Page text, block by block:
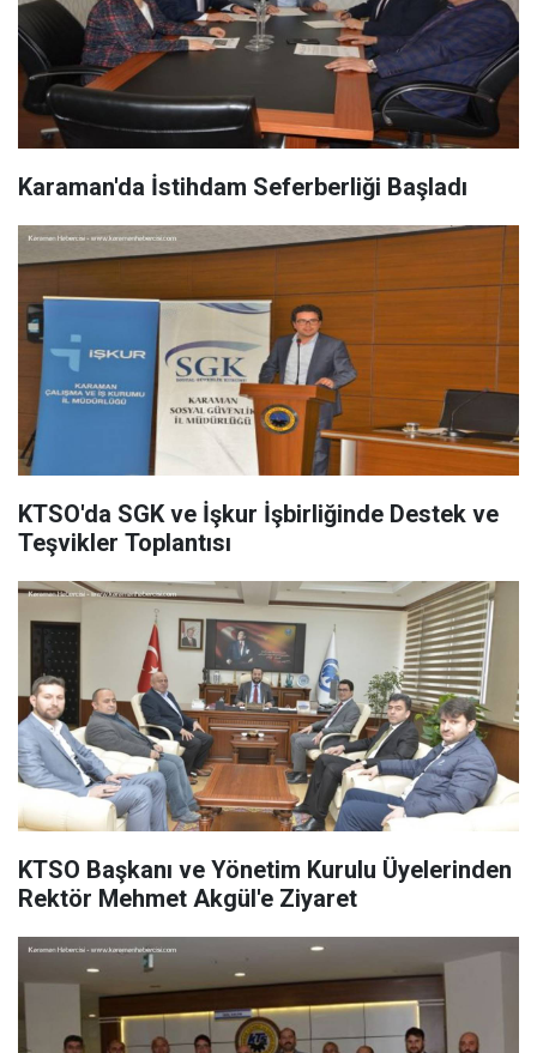
Karaman'da İstihdam Seferberliği Başladı
KTSO'da SGK ve İşkur İşbirliğinde Destek ve
Teşvikler Toplantısı
KTSO Başkanı ve Yönetim Kurulu Üyelerinden
Rektör Mehmet Akgül'e Ziyaret